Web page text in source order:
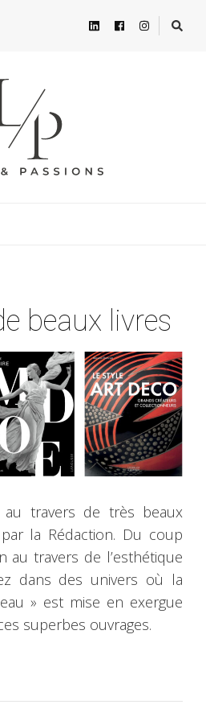
beaux livres
au travers de très beaux
la Rédaction. Du coup
au travers de l’esthétique
dans des univers où la
» est mise en exergue
superbes ouvrages.